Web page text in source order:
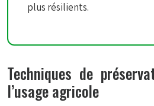
plus résilients.
Techniques de
l’usage agricole